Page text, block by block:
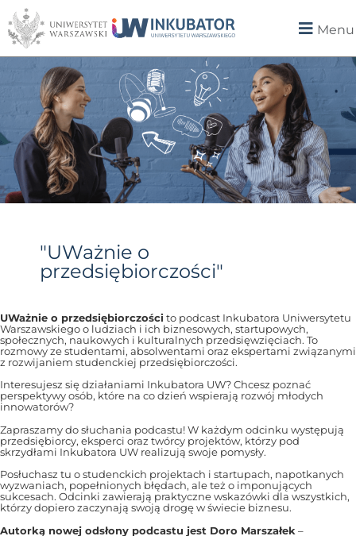
Menu
"UWażnie o
przedsiębiorczości"
UWażnie o przedsiębiorczości to podcast Inkubatora Uniwersytetu
Warszawskiego o ludziach i ich biznesowych, startupowych,
społecznych, naukowych i kulturalnych przedsięwzięciach. To
rozmowy ze studentami, absolwentami oraz ekspertami związanymi
z rozwijaniem studenckiej przedsiębiorczości.
Interesujesz się działaniami Inkubatora UW? Chcesz poznać
perspektywy osób, które na co dzień wspierają rozwój młodych
innowatorów?
Zapraszamy do słuchania podcastu! W każdym odcinku występują
przedsiębiorcy, eksperci oraz twórcy projektów, którzy pod
skrzydłami Inkubatora UW realizują swoje pomysły.
Posłuchasz tu o studenckich projektach i startupach, napotkanych
wyzwaniach, popełnionych błędach, ale też o imponujących
sukcesach. Odcinki zawierają praktyczne wskazówki dla wszystkich,
którzy dopiero zaczynają swoją drogę w świecie biznesu.
Autorką nowej odsłony podcastu jest Doro Marszałek –